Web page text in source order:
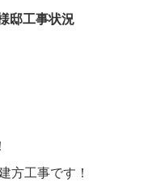
邸工事状況
方工事です！